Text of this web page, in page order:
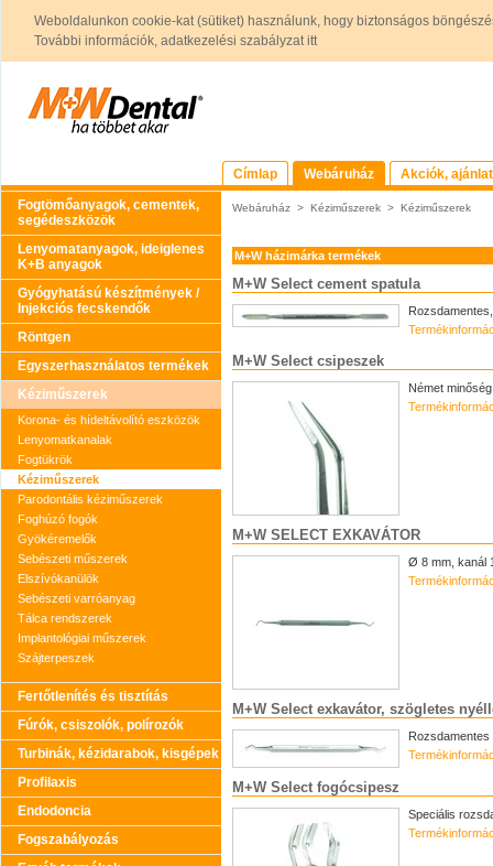
Weboldalunkon cookie-kat (sütiket) használunk, hogy biztonságos
További információk, adatkezelési szabályzat itt
Címlap Webáruház
Akciók,
Fogtömőanyagok, cementek,
segédeszközök
Lenyomatanyagok, ideiglenes
K+B anyagok
Gyógyhatású készítmények /
Injekciós fecskendők
Röntgen
Egyszerhasználatos termékek
Kéziműszerek
Korona- és hídeltávolító eszközök
Lenyomatkanalak
Fogtükrök
Kéziműszerek
Parodontális kéziműszerek
Foghúzó fogók
Gyökéremelők
Sebészeti műszerek
Elszívókanülök
Sebészeti varróanyag
Tálca rendszerek
Implantológiai műszerek
Szájterpeszek
Fertőtlenítés és tisztítás
Fúrók, csiszolók, polírozók
Turbinák, kézidarabok, kisgépek
Profilaxis
Endodoncia
Fogszabályozás
Webáruház > Kéziműszerek > Kéziműszerek
M+W házimárka termékek
M+W Select cement spatula
M+W Select csipeszek
Német
M+W SELECT EXKAVÁTOR
Ø 8 mm, kanál
M+W Select exkavátor, szögletes
Rozsdamentes
M+W Select fogócsipesz
Speciális